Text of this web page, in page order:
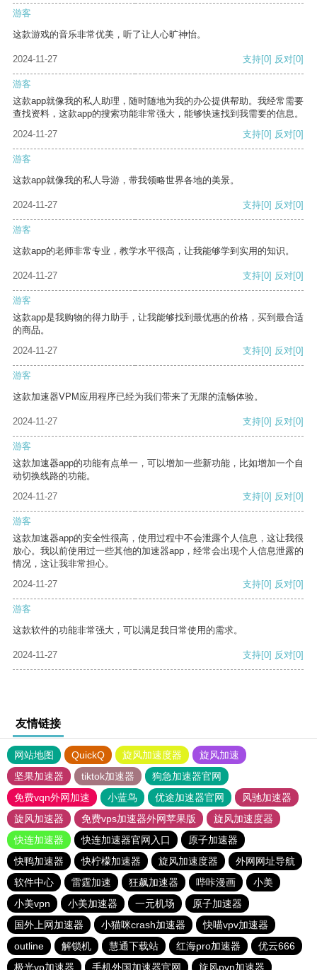
游客
这款游戏的音乐非常优美，听了让人心旷神怡。
2024-11-27 支持[0] 反对[0]
游客
这款app就像我的私人助理，随时随地为我的办公提供帮助。我经常需要
查找资料，这款app的搜索功能非常强大，能够快速找到我需要的信息。
2024-11-27
支持[0] 反对[0]
游客
这款app就像我的私人导游，带我领略世界各地的美景。
2024-11-27 支持[0] 反对[0]
游客
这款app的老师非常专业，教学水平很高，让我能够学到实用的知识。
2024-11-27 支持[0] 反对[0]
游客
这款app是我购物的得力助手，让我能够找到最优惠的价格，买到最合适
的商品。
2024-11-27
支持[0] 反对[0]
游客
这款加速器VPM应用程序已经为我们带来了无限的流畅体验。
2024-11-27 支持[0] 反对[0]
游客
这款加速器app的功能有点单一，可以增加一些新功能，比如增加一个自
动切换线路的功能。
2024-11-27
支持[0] 反对[0]
游客
这款加速器app的安全性很高，使用过程中不会泄露个人信息，这让我很
放心。我以前使用过一些其他的加速器app，经常会出现个人信息泄露的
情况，这让我非常担心。
2024-11-27
支持[0] 反对[0]
游客
这款软件的功能非常强大，可以满足我日常使用的需求。
2024-11-27 支持[0] 反对[0]
友情链接
网站地图 QuickQ 旋风加速度器
旋风加速
坚果加速器
tiktok加速器
狗急加速器官网
免费vqn外网加速
小蓝鸟 优途加速器官网
风驰加速器
旋风加速器
免费vps加速器外网苹果版
旋风加速度器
快连加速器
快连加速器官网入口
原子加速器
快鸭加速器
快柠檬加速器 旋风加速度器
外网网址导航
软件中心
雷霆加速 狂飙加速器 哔咔漫画
小美
小美vpn
小美加速器 一元机场
原子加速器
国外上网加速器
小猫咪crash加速器
快喵vpv加速器
outline
解锁机 慧通下载站 红海pro加速器
优云666
极光vp加速器
手机外国加速器官网 旋风pvn加速器